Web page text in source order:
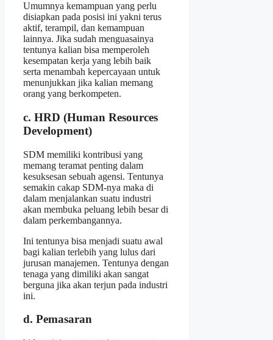
Umumnya kemampuan yang perlu
disiapkan pada posisi ini yakni terus
aktif, terampil, dan kemampuan
lainnya. Jika sudah menguasainya
tentunya kalian bisa memperoleh
kesempatan kerja yang lebih baik
serta menambah kepercayaan untuk
menunjukkan jika kalian memang
orang yang berkompeten.
c. HRD (Human Resources
Development)
SDM memiliki kontribusi yang
memang teramat penting dalam
kesuksesan sebuah agensi. Tentunya
semakin cakap SDM-nya maka di
dalam menjalankan suatu industri
akan membuka peluang lebih besar di
dalam perkembangannya.
Ini tentunya bisa menjadi suatu awal
bagi kalian terlebih yang lulus dari
jurusan manajemen. Tentunya dengan
tenaga yang dimiliki akan sangat
berguna jika akan terjun pada industri
ini.
d. Pemasaran